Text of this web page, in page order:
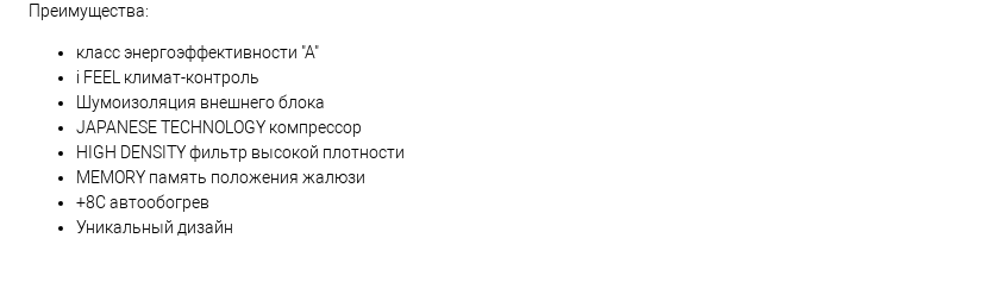
Преимущества:
класс энергоэффективности "А"
i FEEL климат-контроль
Шумоизоляция внешнего блока
JAPANESE TECHNOLOGY компрессор
HIGH DENSITY фильтр высокой плотности
MEMORY память положения жалюзи
+8С автообогрев
Уникальный дизайн